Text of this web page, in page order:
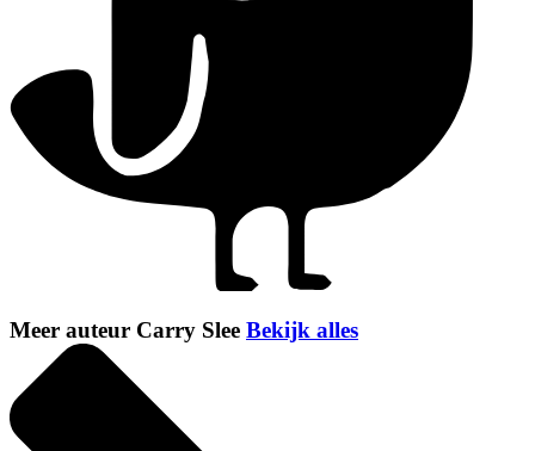
Meer auteur Carry Slee Bekijk alles